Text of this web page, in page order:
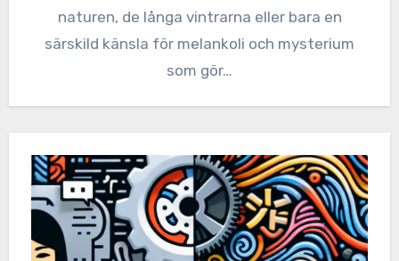
naturen, de långa vintrarna eller bara en
särskild känsla för melankoli och mysterium
som gör…